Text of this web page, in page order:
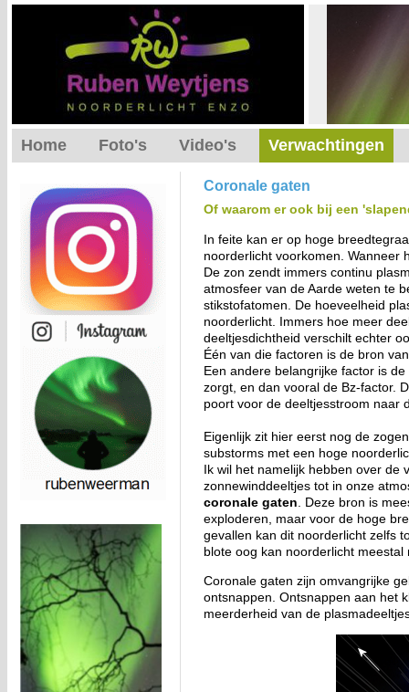
Coronale gaten
Of waarom er ook bij een
In feite kan er op hoge
noorderlicht voorkomen. Wanneer
De zon zendt immers continu
atmosfeer van de Aarde weten te
stikstofatomen. De hoeveelheid
noorderlicht. Immers hoe meer
deeltjesdichtheid verschilt echter
Één van die factoren is de bron
Een andere belangrijke factor is
zorgt, en dan vooral de Bz-factor.
poort voor de deeltjesstroom naar
Eigenlijk zit hier eerst nog de
substorms met een hoge
Ik wil het namelijk hebben over de
zonnewinddeeltjes tot in onze
coronale gaten . Deze bron is
exploderen, maar voor de hoge
gevallen kan dit noorderlicht zelfs
blote oog kan noorderlicht
Coronale gaten zijn omvangrijke
ontsnappen. Ontsnappen aan het
meerderheid van de
Home Foto's Video's Verwachtingen